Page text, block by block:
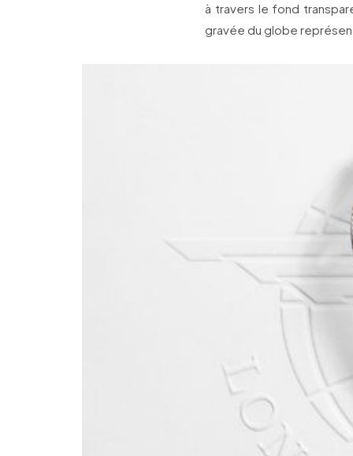
à travers le fond
gravée du globe